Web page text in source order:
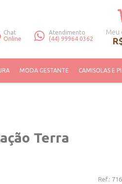
Chat
Online
Atendimento
(44) 99964 0362
Meu
MODA GESTANTE CAMISOLAS E
Terra
Ref.: